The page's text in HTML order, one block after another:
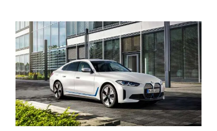
Mobility
Σταθμοί φόρτισης
Classic
Νέα